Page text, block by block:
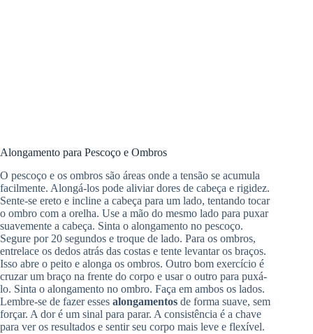
Alongamento para Pescoço e Ombros
O pescoço e os ombros são áreas onde a tensão se acumula
facilmente. Alongá-los pode aliviar dores de cabeça e rigidez.
Sente-se ereto e incline a cabeça para um lado, tentando tocar
o ombro com a orelha. Use a mão do mesmo lado para puxar
suavemente a cabeça. Sinta o alongamento no pescoço.
Segure por 20 segundos e troque de lado. Para os ombros,
entrelace os dedos atrás das costas e tente levantar os braços.
Isso abre o peito e alonga os ombros. Outro bom exercício é
cruzar um braço na frente do corpo e usar o outro para puxá-
lo. Sinta o alongamento no ombro. Faça em ambos os lados.
Lembre-se de fazer esses alongamentos de forma suave, sem
forçar. A dor é um sinal para parar. A consistência é a chave
para ver os resultados e sentir seu corpo mais leve e flexível.